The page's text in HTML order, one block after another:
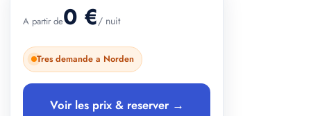
A partir de0 €/ nuit
Tres demande a Norden
Voir les prix & reserver →